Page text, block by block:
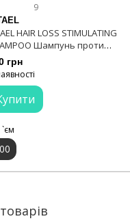
9
HAIR LOSS STIMULATING
Шампунь проти
волосся 300 мл
грн